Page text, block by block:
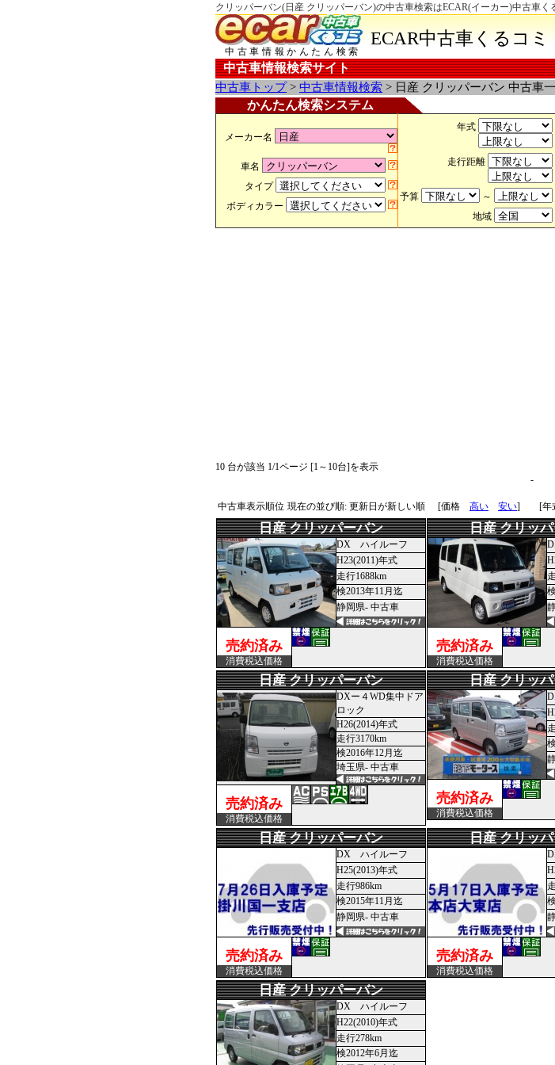
クリッパーバン(日産 クリッパーバン)の中古車検索はECAR(イーカー)中古車く
中古車情報かんたん検索
ECAR中古車くるコミ
中古車情報検索サイト
中古車トップ> 中古車情報検索 > 日産 クリッパーバン 中古車
かんたん検索システム
メーカー名
車名
タイプ
ボディカラー
年式
走行距離
予算
～
地域
10 台が該当 1/1ページ [1～10台]を表示
-
中古車表示順位 現在の並び順: 更新日が新しい順 [価格 高い 安い] [年
日産 クリッパーバン
DX ハイルーフ
H23(2011)年式
走行1688km
検2013年11月迄
静岡県- 中古車
売約済み
消費税込価格
日産 クリッ
売約済み
消費税込価格
日産 クリッパーバン
DXー４WD集中ドア
ロック
H26(2014)年式
走行3170km
検2016年12月迄
埼玉県- 中古車
売約済み
消費税込価格
日産 クリッ
売約済み
消費税込価格
日産 クリッパーバン
DX ハイルーフ
H25(2013)年式
走行986km
検2015年11月迄
静岡県- 中古車
売約済み
消費税込価格
日産 クリッ
売約済み
消費税込価格
日産 クリッパーバン
DX ハイルーフ
H22(2010)年式
走行278km
検2012年6月迄